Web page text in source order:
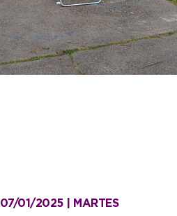
07/01/2025 | MARTES